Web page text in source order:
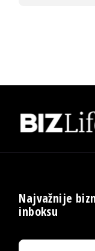
Najvažnije
inboksu